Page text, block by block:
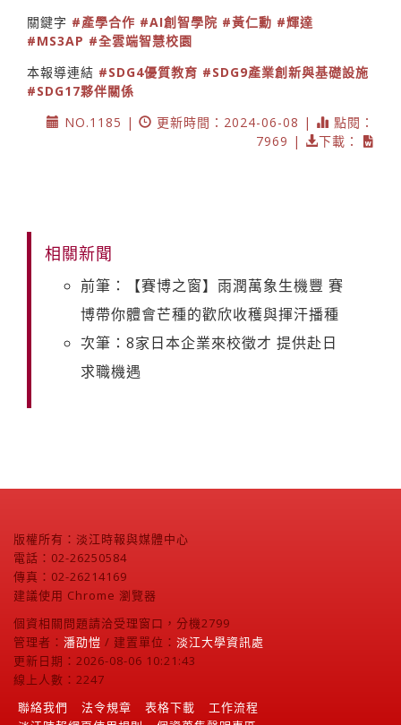
關鍵字 #產學合作 #AI創智學院 #黃仁勳 #輝達
#MS3AP #全雲端智慧校園
本報導連結 #SDG4優質教育 #SDG9產業創新與基礎設施
#SDG17夥伴關係
NO.1185 |
更新時間：2024-06-08 |
點閱：
7969 |
下載：
相關新聞
前筆：【賽博之窗】雨潤萬象生機豐 賽
博帶你體會芒種的歡欣收穫與揮汗播種
次筆：8家日本企業來校徵才 提供赴日
求職機遇
版權所有：淡江時報與媒體中心
電話：02-26250584
傳真：02-26214169
建議使用 Chrome 瀏覽器
個資相關問題請洽受理窗口，分機2799
管理者： 潘劭愷 / 建置單位： 淡江大學資訊處
更新日期：2026-08-06 10:21:43
線上人數：2247
聯絡我們
法令規章 表格下載
工作流程